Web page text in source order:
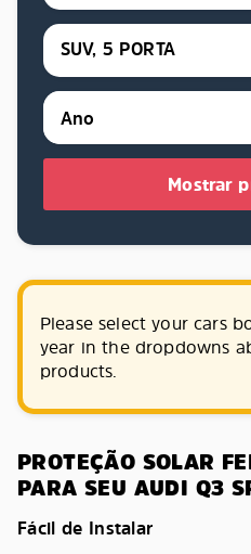
SUV, 5 PORTA
Mostrar
Please select your cars
year in the dropdowns
products.
PROTEÇÃO SOLAR
PARA SEU AUDI Q3
Fácil de Instalar